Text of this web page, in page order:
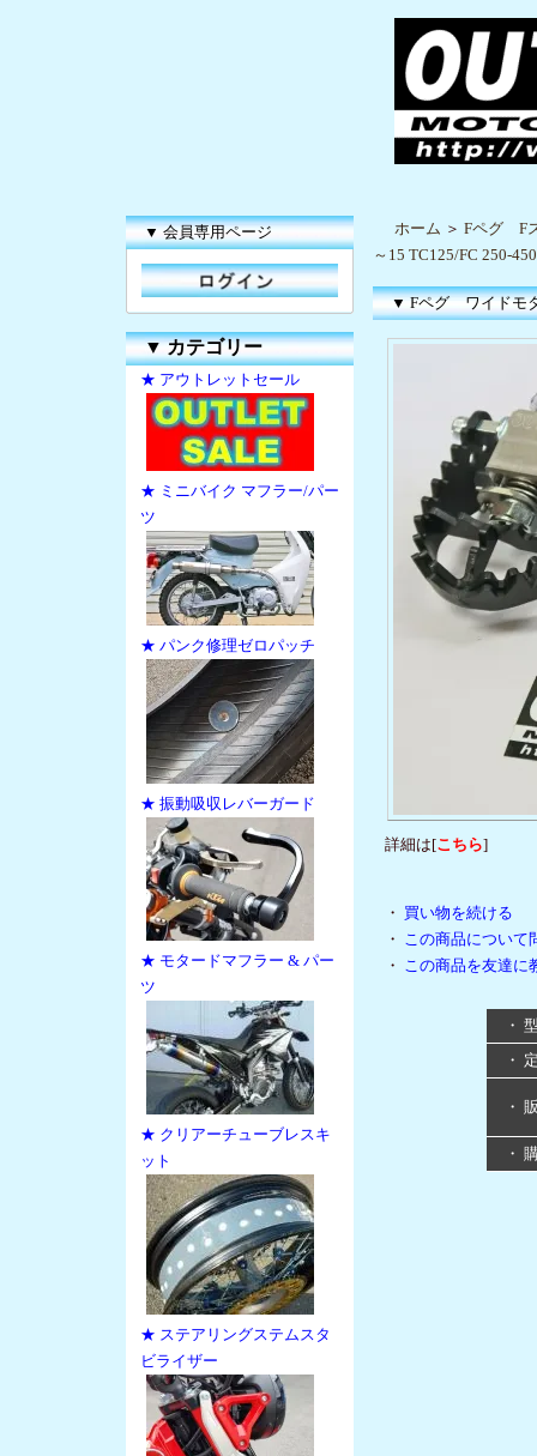
▼ 会員専用ページ
▼カテゴリー
★ アウトレットセール
★ ミニバイク マフラー/パー
ツ
★ パンク修理ゼロパッチ
★ 振動吸収レバーガード
★ モタードマフラー & パー
ツ
★ クリアーチューブレスキ
ット
★ ステアリングステムスタ
ビライザー
ホーム ＞ Fペグ F
～15 TC125/FC 250-
▼ Fペグ ワイドモタ
詳細は[こちら]
・ 買い物を続ける
・ この商品について
・ この商品を友達に
・
・
・
・